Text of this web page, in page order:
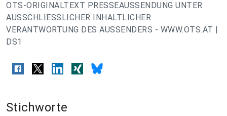
OTS-ORIGINALTEXT PRESSEAUSSENDUNG UNTER
AUSSCHLIESSLICHER INHALTLICHER
VERANTWORTUNG DES AUSSENDERS - WWW.OTS.AT |
DS1
Stichworte